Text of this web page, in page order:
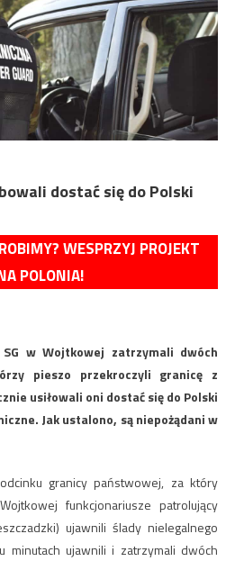
dostać się do Polski
WESPRZYJ PROJEKT
POLONIA!
w Wojtkowej zatrzymali dwóch
pieszo przekroczyli granicę z
usiłowali oni dostać się do Polski
Jak ustalono, są niepożądani w
granicy państwowej, za który
funkcjonariusze patrolujący
ujawnili ślady nielegalnego
minutach ujawnili i zatrzymali dwóch